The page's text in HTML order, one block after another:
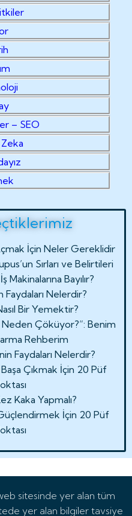
– SEO
İçin Neler Gereklidir
Sırları ve Belirtileri
Bayılır?
Faydaları Nelerdir?
Bir Yemektir?
Neden Çöküyor?”: Benim
Rehberim
Faydaları Nelerdir?
Çıkmak İçin 20 Püf
Kaka Yapmalı?
İçin 20 Püf
sitesinde yer alan tüm
yer alan bilgiler tavsiye